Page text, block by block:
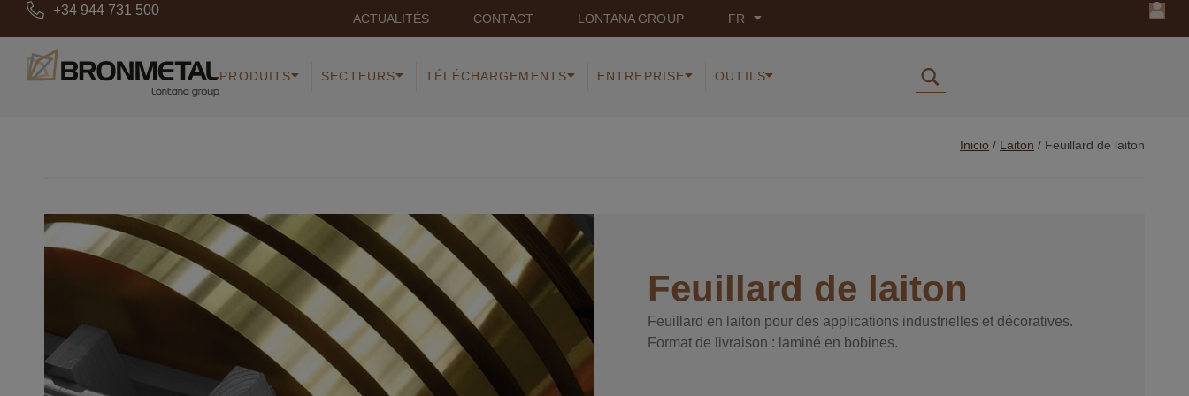
+34 944 731 500
ACTUALITÉS CONTACT LONTANA GROUP FR
PRODUITS SECTEURS TÉLÉCHARGEMENTS ENTREPRISE OUTILS
Inicio / Laiton / Feuillard de laiton
Feuillard de laiton
Feuillard en laiton pour des applications industrielles et décoratives.
Format de livraison : laminé en bobines.